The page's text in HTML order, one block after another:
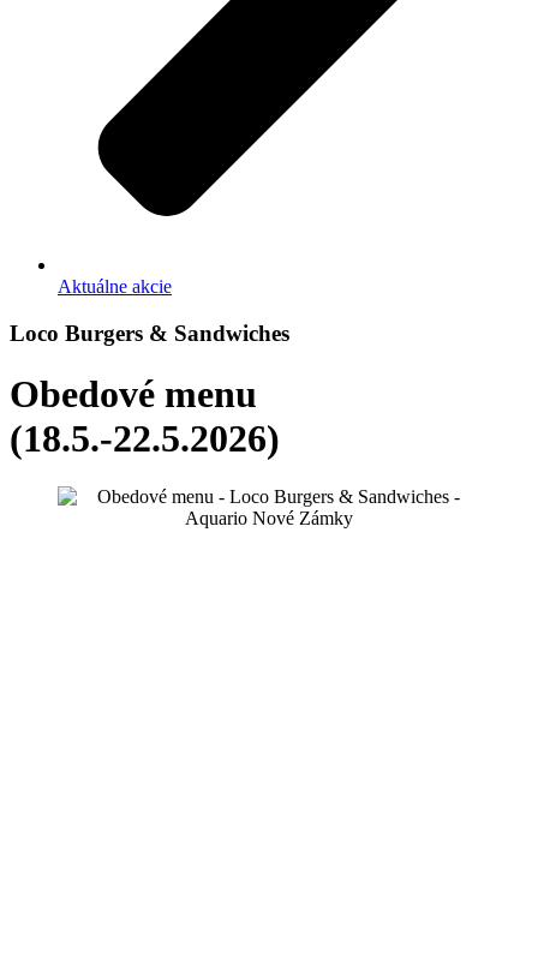
Aktuálne akcie
Loco Burgers & Sandwiches
Obedové menu
(18.5.-22.5.2026)